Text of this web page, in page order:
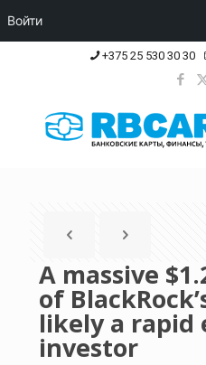
+375 25 530 30 30
A massive
of
likely a rapid
investor
Войти